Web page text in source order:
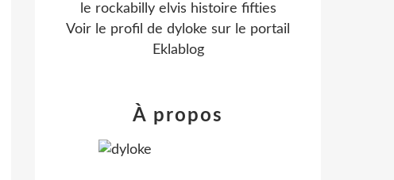
le rockabilly elvis histoire fifties
Voir le profil de dyloke sur le portail
Eklablog
À propos